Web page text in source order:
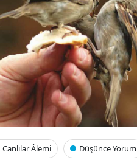
Canlılar Âlemi Düşünce Yorum